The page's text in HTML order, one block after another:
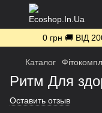
0 грн 🚚 ВІД
Каталог
Ритм Для
Оставить отзыв